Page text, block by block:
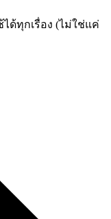
ด้ทุกเรื่อง (ไม่ใช่แค่